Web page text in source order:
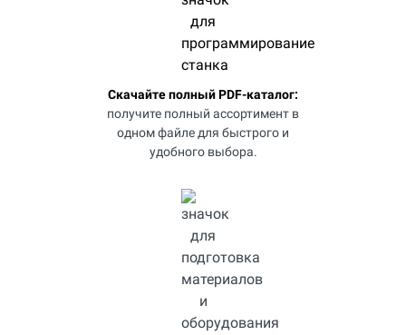
Скачайте полный PDF-каталог:
получите полный ассортимент в
одном файле для быстрого и
удобного выбора.